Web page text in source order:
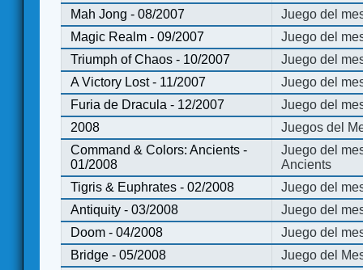
Mah Jong - 08/2007
Juego del
Magic Realm - 09/2007
Juego del
Triumph of Chaos - 10/2007
Juego del
A Victory Lost - 11/2007
Juego del
Furia de Dracula - 12/2007
Juego del
2008
Juegos del
Command & Colors: Ancients -
01/2008
Juego del
Ancients
Tigris & Euphrates - 02/2008
Juego del
Antiquity - 03/2008
Juego del
Doom - 04/2008
Juego del
Bridge - 05/2008
Juego del